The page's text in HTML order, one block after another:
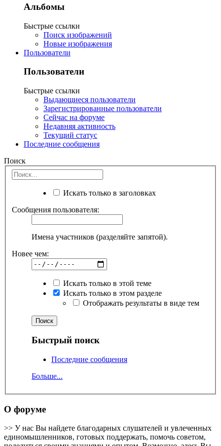
Альбомы
Быстрые ссылки
Поиск изображений
Новые изображения
Пользователи
Пользователи
Быстрые ссылки
Выдающиеся пользователи
Зарегистрированные пользователи
Сейчас на форуме
Недавняя активность
Текущий статус
Последние сообщения
Поиск
Искать только в заголовках
Сообщения пользователя:
Имена участников (разделяйте запятой).
Новее чем:
Искать только в этой теме
Искать только в этом разделе
Отображать результаты в виде тем
Быстрый поиск
Последние сообщения
Больше...
О форуме
>> У нас Вы найдете благодарных слушателей и увлеченных
единомышленников, готовых поддержать, помочь советом,